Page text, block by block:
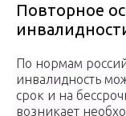
Повторное
По нормам
инвалидность
срок и на
возникает